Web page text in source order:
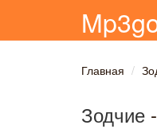
Главная
Зодчие